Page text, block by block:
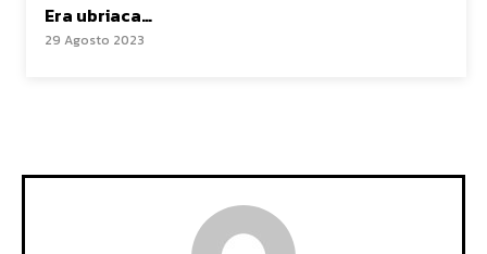
Era ubriaca…
29 Agosto 2023